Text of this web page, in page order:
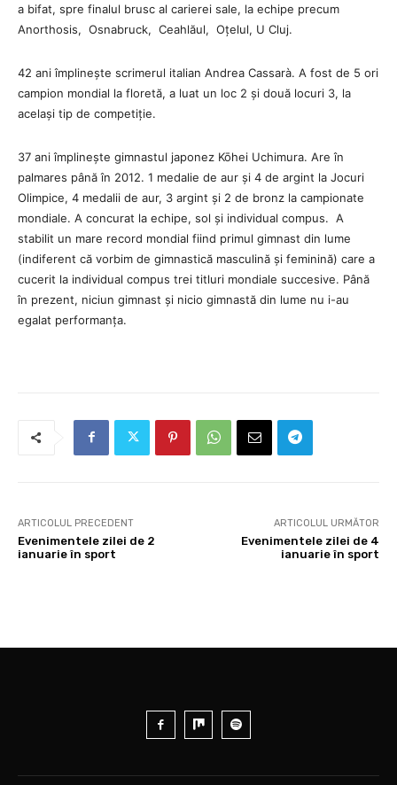
a bifat, spre finalul brusc al carierei sale, la echipe precum
Anorthosis, Osnabruck, Ceahlăul, Oțelul, U Cluj.
42 ani împlinește scrimerul italian Andrea Cassarà. A fost de 5 ori
campion mondial la floretă, a luat un loc 2 și două locuri 3, la
același tip de competiție.
37 ani împlinește gimnastul japonez Kōhei Uchimura. Are în
palmares până în 2012. 1 medalie de aur și 4 de argint la Jocuri
Olimpice, 4 medalii de aur, 3 argint și 2 de bronz la campionate
mondiale. A concurat la echipe, sol și individual compus. A
stabilit un mare record mondial fiind primul gimnast din lume
(indiferent că vorbim de gimnastică masculină și feminină) care a
cucerit la individual compus trei titluri mondiale succesive. Până
în prezent, niciun gimnast și nicio gimnastă din lume nu i-au
egalat performanța.
ARTICOLUL PRECEDENT
Evenimentele zilei de 2
ianuarie în sport
ARTICOLUL URMĂTOR
Evenimentele zilei de 4
ianuarie în sport